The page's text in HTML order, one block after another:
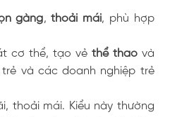
gàng,thoải mái, phù hợp
cơ thể, tạo vẻ thể thaovà
và các doanh nghiệp trẻ
thoải mái. Kiểu này thường